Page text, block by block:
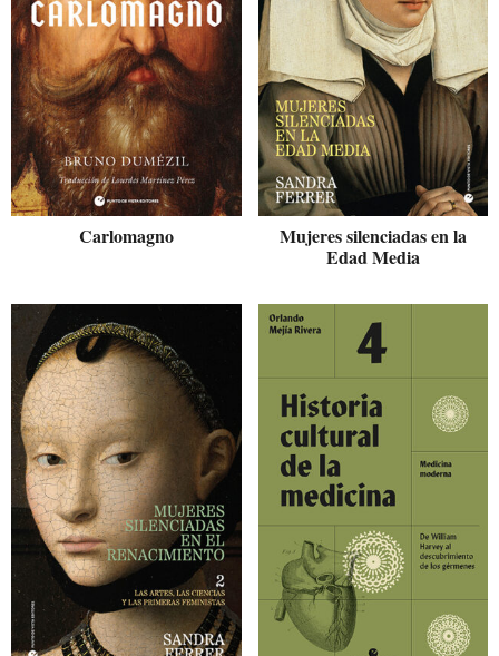
Carlomagno
Mujeres silenciadas en la
Edad Media